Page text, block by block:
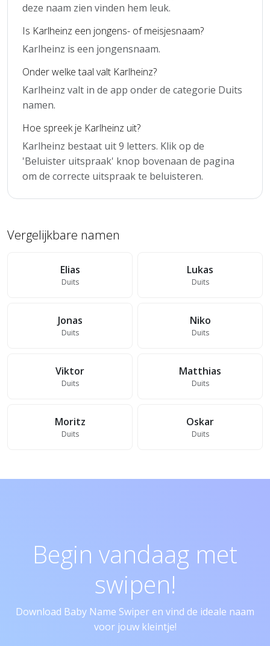
deze naam zien vinden hem leuk.
Is Karlheinz een jongens- of meisjesnaam?
Karlheinz is een jongensnaam.
Onder welke taal valt Karlheinz?
Karlheinz valt in de app onder de categorie Duits
namen.
Hoe spreek je Karlheinz uit?
Karlheinz bestaat uit 9 letters. Klik op de
'Beluister uitspraak' knop bovenaan de pagina
om de correcte uitspraak te beluisteren.
Vergelijkbare namen
Elias
Duits
Lukas
Duits
Jonas
Duits
Niko
Duits
Viktor
Duits
Matthias
Duits
Moritz
Duits
Oskar
Duits
Begin vandaag met
swipen!
Download Baby Name Swiper en vind de ideale naam
voor jouw kleintje!